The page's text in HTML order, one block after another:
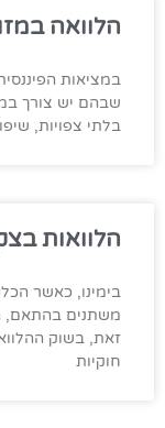
הלוואה
במציאות
שבהם יש צורך
בלתי צפויות,
הלוואות
בימינו, כאשר
משתנים בהתאם,
זאת, בשוק
חוקיות